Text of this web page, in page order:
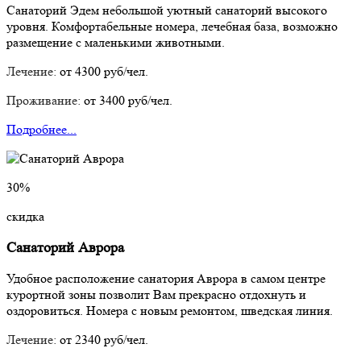
Санаторий Эдем небольшой уютный санаторий высокого
уровня. Комфортабельные номера, лечебная база, возможно
размещение с маленькими животными.
Лечение: от 4300 руб/чел.
Проживание: от 3400 руб/чел.
Подробнее...
30%
скидка
Санаторий Аврора
Удобное расположение санатория Аврора в самом центре
курортной зоны позволит Вам прекрасно отдохнуть и
оздоровиться. Номера с новым ремонтом, шведская линия.
Лечение: от 2340 руб/чел.